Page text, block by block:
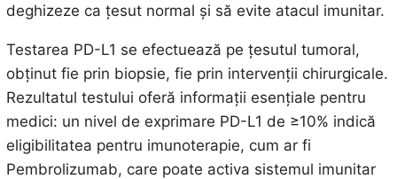
deghizeze ca țesut normal și să evite atacul imunitar.
Testarea PD-L1 se efectuează pe țesutul tumoral,
obținut fie prin biopsie, fie prin intervenții chirurgicale.
Rezultatul testului oferă informații esențiale pentru
medici: un nivel de exprimare PD-L1 de ≥10% indică
eligibilitatea pentru imunoterapie, cum ar fi
Pembrolizumab, care poate activa sistemul imunitar